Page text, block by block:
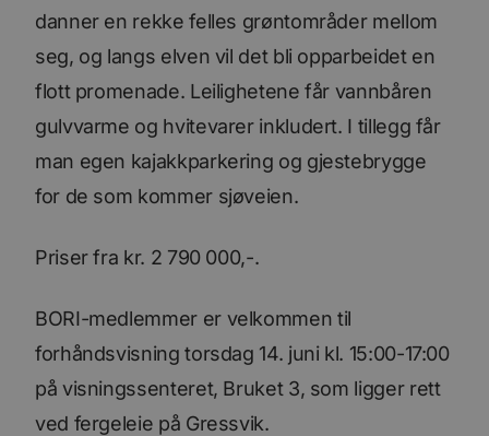
danner en rekke felles grøntområder mellom
seg, og langs elven vil det bli opparbeidet en
flott promenade. Leilighetene får vannbåren
gulvvarme og hvitevarer inkludert. I tillegg får
man egen kajakkparkering og gjestebrygge
for de som kommer sjøveien.
Priser fra kr. 2 790 000,-.
BORI-medlemmer er velkommen til
forhåndsvisning torsdag 14. juni kl. 15:00-17:00
på visningssenteret, Bruket 3, som ligger rett
ved fergeleie på Gressvik.